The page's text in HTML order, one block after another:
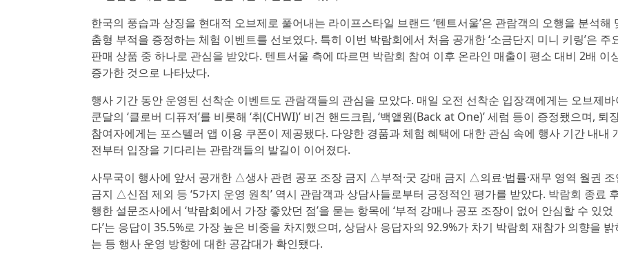
한국의 풍습과 상징을 현대적 오브제로 풀어내는 라이프스타일 브랜드 ‘텐트서울’은 관람객의 오행을 분석해
춤형 부적을 증정하는 체험 이벤트를 선보였다. 특히 이번 박람회에서 처음 공개한 ‘소금단지 미니 키링’은 주
판매 상품 중 하나로 관심을 받았다. 텐트서울 측에 따르면 박람회 참여 이후 온라인 매출이 평소 대비 2배 이
증가한 것으로 나타났다.
행사 기간 동안 운영된 선착순 이벤트도 관람객들의 관심을 모았다. 매일 오전 선착순 입장객에게는 오브제바
쿤달의 ‘클로버 디퓨저’를 비롯해 ‘취(CHWI)’ 비건 핸드크림, ‘백앹원(Back at One)’ 세럼 등이 증정됐으며, 퇴
참여자에게는 포스텔러 앱 이용 쿠폰이 제공됐다. 다양한 경품과 체험 혜택에 대한 관심 속에 행사 기간 내내
전부터 입장을 기다리는 관람객들의 발길이 이어졌다.
사무국이 행사에 앞서 공개한 △생사 관련 공포 조장 금지 △부적·굿 강매 금지 △의료·법률·재무 영역 월권 조
금지 △신점 제외 등 ‘5가지 운영 원칙’ 역시 관람객과 상담사들로부터 긍정적인 평가를 받았다. 박람회 종료
행한 설문조사에서 ‘박람회에서 가장 좋았던 점’을 묻는 항목에 ‘부적 강매나 공포 조장이 없어 안심할 수 있었
다’는 응답이 35.5%로 가장 높은 비중을 차지했으며, 상담사 응답자의 92.9%가 차기 박람회 재참가 의향을 밝
는 등 행사 운영 방향에 대한 공감대가 확인됐다.